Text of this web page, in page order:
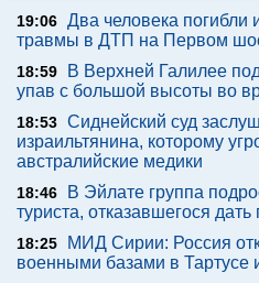
19:06 Два человека погибли
травмы в ДТП на Первом
18:59
В Верхней Галилее
упав с большой высоты во
18:53 Сиднейский суд
израильтянина, которому
австралийские медики
18:46
В Эйлате группа
туриста, отказавшегося дать
18:25
МИД Сирии: Россия
военными базами в